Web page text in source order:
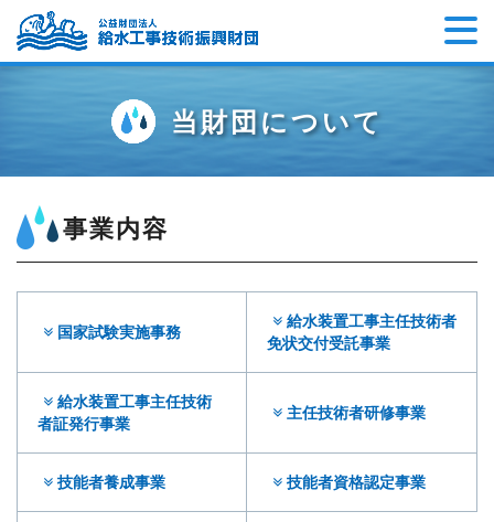
当財団について
事業内容
国家試験実施事務
給水装置工事主任技術者
免状交付受託事業
給水装置工事主任技術
者証発行事業
主任技術者研修事業
技能者養成事業 技能者資格認定事業